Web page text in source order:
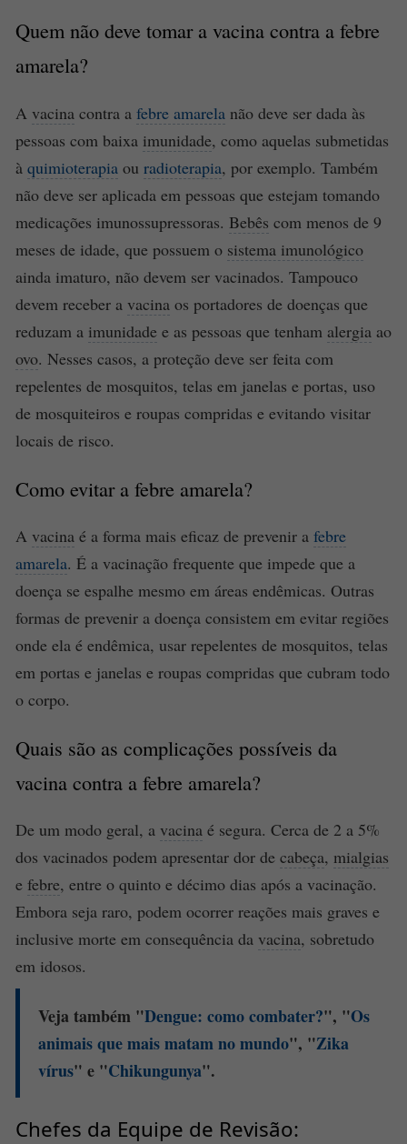
Quem não deve tomar a vacina contra a febre
amarela?
A vacina contra a febre amarela não deve ser dada às
pessoas com baixa imunidade, como aquelas submetidas
à quimioterapia ou radioterapia, por exemplo. Também
não deve ser aplicada em pessoas que estejam tomando
medicações imunossupressoras. Bebês com menos de 9
meses de idade, que possuem o sistema imunológico
ainda imaturo, não devem ser vacinados. Tampouco
devem receber a vacina os portadores de doenças que
reduzam a imunidade e as pessoas que tenham alergia ao
ovo. Nesses casos, a proteção deve ser feita com
repelentes de mosquitos, telas em janelas e portas, uso
de mosquiteiros e roupas compridas e evitando visitar
locais de risco.
Como evitar a febre amarela?
A vacina é a forma mais eficaz de prevenir a febre
amarela. É a vacinação frequente que impede que a
doença se espalhe mesmo em áreas endêmicas. Outras
formas de prevenir a doença consistem em evitar regiões
onde ela é endêmica, usar repelentes de mosquitos, telas
em portas e janelas e roupas compridas que cubram todo
o corpo.
Quais são as complicações possíveis da
vacina contra a febre amarela?
De um modo geral, a vacina é segura. Cerca de 2 a 5%
dos vacinados podem apresentar dor de cabeça, mialgias
e febre, entre o quinto e décimo dias após a vacinação.
Embora seja raro, podem ocorrer reações mais graves e
inclusive morte em consequência da vacina, sobretudo
em idosos.
Veja também "Dengue: como combater?", "Os
animais que mais matam no mundo", "Zika
vírus" e "Chikungunya".
Chefes da Equipe de Revisão: